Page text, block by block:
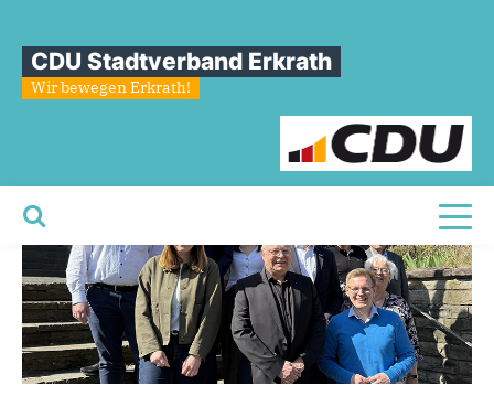
CDU Stadtverband Erkrath
Wir bewegen Erkrath!
Sie sind hier
UnserTeamfürdenStadtrat